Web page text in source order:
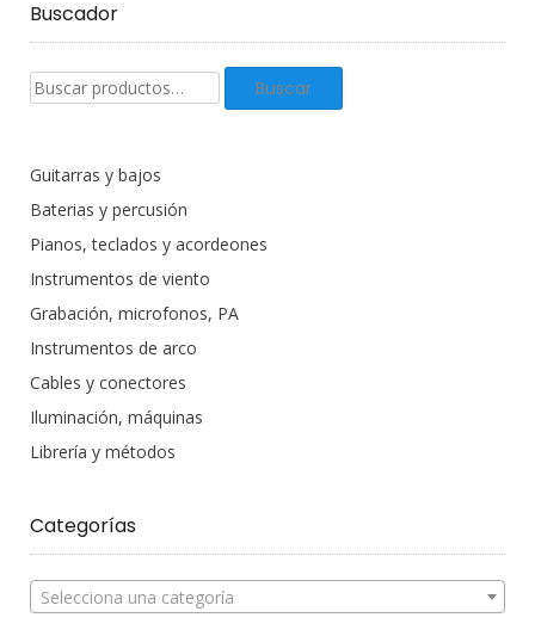
Buscador
Buscar
productos:
Buscar
Guitarras y bajos
Baterias y percusión
Pianos, teclados y acordeones
Instrumentos de viento
Grabación, microfonos, PA
Instrumentos de arco
Cables y conectores
Iluminación, máquinas
Librería y métodos
Categorías
Selecciona una categoría